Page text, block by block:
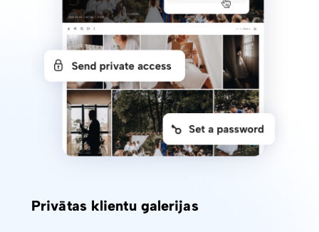
Privātas klientu galerijas